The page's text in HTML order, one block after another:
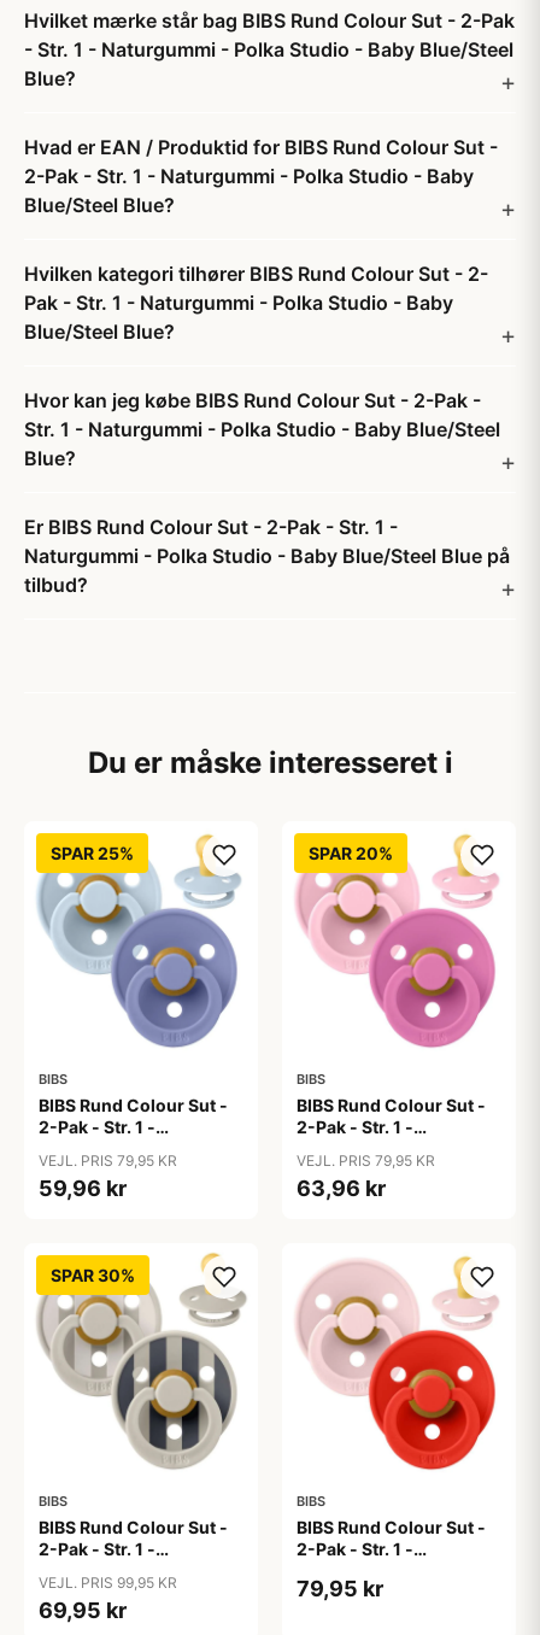
Hvilket mærke står bag BIBS Rund Colour Sut - 2-Pak
- Str. 1 - Naturgummi - Polka Studio - Baby Blue/Steel
Blue?
Hvad er EAN / Produktid for BIBS Rund Colour Sut -
2-Pak - Str. 1 - Naturgummi - Polka Studio - Baby
Blue/Steel Blue?
Hvilken kategori tilhører BIBS Rund Colour Sut - 2-
Pak - Str. 1 - Naturgummi - Polka Studio - Baby
Blue/Steel Blue?
Hvor kan jeg købe BIBS Rund Colour Sut - 2-Pak -
Str. 1 - Naturgummi - Polka Studio - Baby Blue/Steel
Blue?
Er BIBS Rund Colour Sut - 2-Pak - Str. 1 -
Naturgummi - Polka Studio - Baby Blue/Steel Blue på
tilbud?
Du er måske interesseret i
SPAR 25%
BIBS
BIBS Rund Colour Sut -
2-Pak - Str. 1 -
Blue/Peri
VEJL. PRIS 79,95 KR
59,96 kr
SPAR 20%
BIBS
BIBS Rund Colour Sut -
2-Pak - Str. 1 -
Pink/Bubblegum
VEJL. PRIS 79,95 KR
63,96 kr
SPAR 30%
BIBS
BIBS Rund Colour Sut -
2-Pak - Str. 1 -
Studio - Sand Mix
VEJL. PRIS 99,95 KR
69,95 kr
BIBS
BIBS Rund Colour Sut -
2-Pak - Str. 1 -
Blossom/Candy Apple
79,95 kr